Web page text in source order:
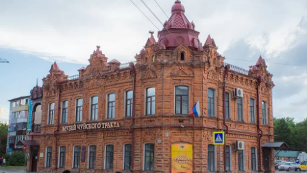
Коллекция впечатлений
Другие рубрики